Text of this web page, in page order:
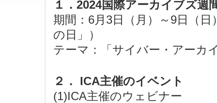
１．2024国際アーカイブズ週
期間：6月3日（月）～9日（
の日」）
テーマ：「サイバー・アーカ
２． ICA主催のイベント
(1)ICA主催のウェビナー